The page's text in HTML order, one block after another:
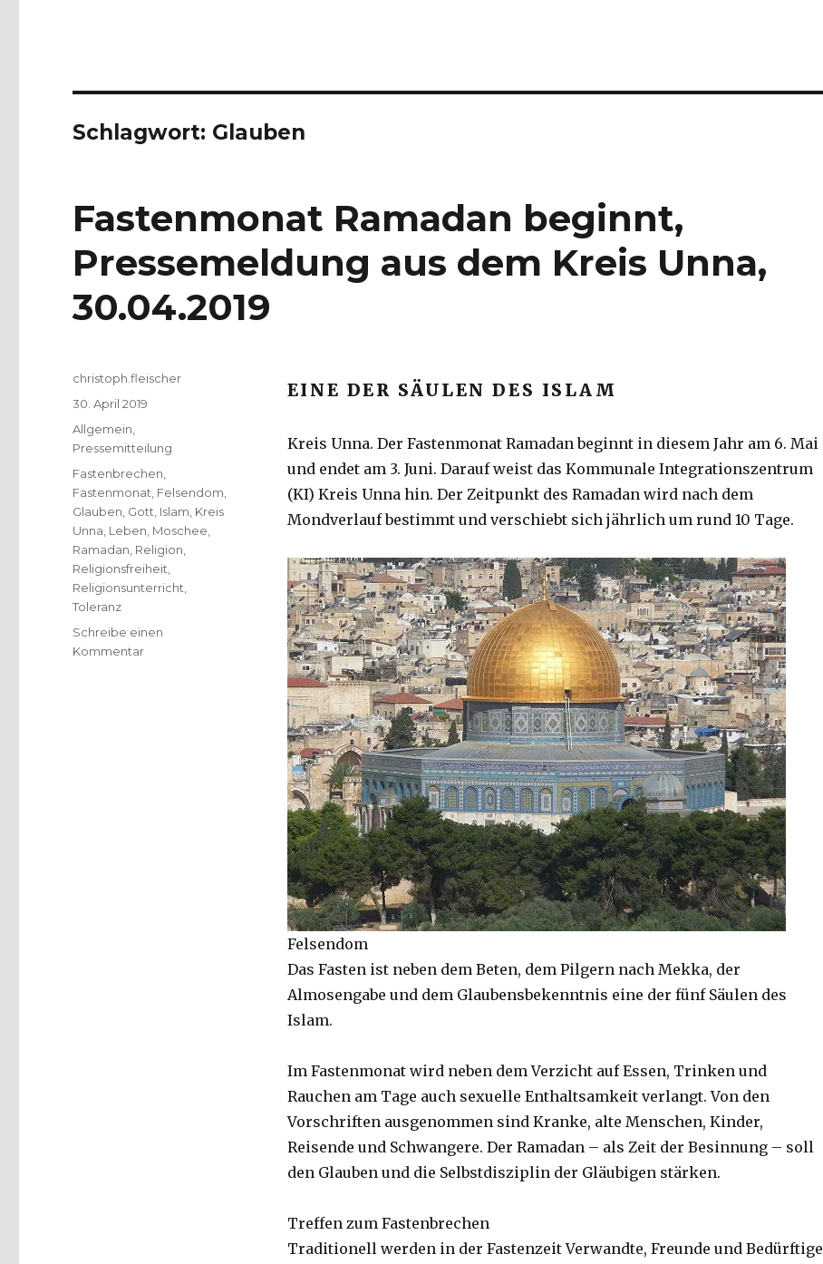
Schlagwort: Glauben
Fastenmonat Ramadan beginnt,
Pressemeldung aus dem Kreis Unna,
30.04.2019
EINE DER SÄULEN DES ISLAM
Kreis Unna. Der Fastenmonat Ramadan beginnt in diesem Jahr am 6. Mai
und endet am 3. Juni. Darauf weist das Kommunale Integrationszentrum
(KI) Kreis Unna hin. Der Zeitpunkt des Ramadan wird nach dem
Mondverlauf bestimmt und verschiebt sich jährlich um rund 10 Tage.
Felsendom
Das Fasten ist neben dem Beten, dem Pilgern nach Mekka, der
Almosengabe und dem Glaubensbekenntnis eine der fünf Säulen des
Islam.
Im Fastenmonat wird neben dem Verzicht auf Essen, Trinken und
Rauchen am Tage auch sexuelle Enthaltsamkeit verlangt. Von den
Vorschriften ausgenommen sind Kranke, alte Menschen, Kinder,
Reisende und Schwangere. Der Ramadan – als Zeit der Besinnung – soll
den Glauben und die Selbstdisziplin der Gläubigen stärken.
Treffen zum Fastenbrechen
Traditionell werden in der Fastenzeit Verwandte, Freunde und Bedürftige
Autor
christoph.fleischer
Veröffentlicht
am
30. April 2019
Kategorien
Allgemein
Pressemitteilung
Schlagwörter
Fastenbrechen
Fastenmonat Felsendom
Glauben Gott Islam Kreis
Unna Leben Moschee
Ramadan Religion
Religionsfreiheit
Religionsunterricht
Toleranz
Schreibe einen
Kommentarzu